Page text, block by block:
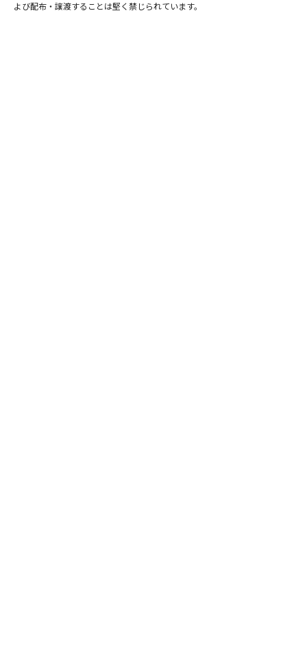
よび配布・譲渡することは堅く禁じられています。